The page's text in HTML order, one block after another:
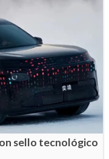
sello tecnológico